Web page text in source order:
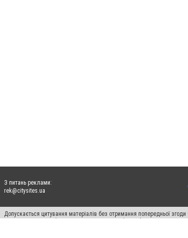
З питань реклами:
rek@citysites.ua
Допускається цитування матеріалів без отримання попередньої
пошукових систем гіперпосилання на цитовані статті не нижче